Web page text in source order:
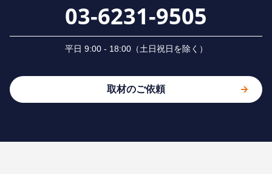
03-6231-9505
平⽇ 9:00 - 18:00（⼟⽇祝⽇を除く）
取材のご依頼